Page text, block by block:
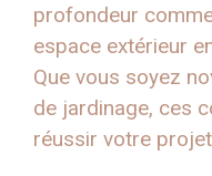
profondeur
espace extérieur
Que vous soyez
de jardinage, ces
réussir votre